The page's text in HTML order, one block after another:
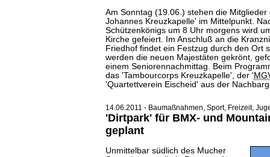
Am Sonntag (19.06.) stehen die
Johannes Kreuzkapelle' im Mittelpunkt.
Schützenkönigs um 8 Uhr morgens wird
Kirche gefeiert. Im Anschluß an die
Friedhof findet ein Festzug durch den Ort
werden die neuen Majestäten gekrönt,
einem Seniorennachmittag. Beim
das 'Tambourcorps Kreuzkapelle', der '
'Quartettverein Eischeid' aus der
14.06.2011 - Baumaßnahmen, Sport, Freizeit,
'Dirtpark' für BMX- und
geplant
Unmittelbar südlich des Mucher